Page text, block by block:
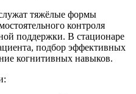
тяжёлые формы
контроля
поддержки. В стационаре
подбор эффективных
когнитивных навыков.